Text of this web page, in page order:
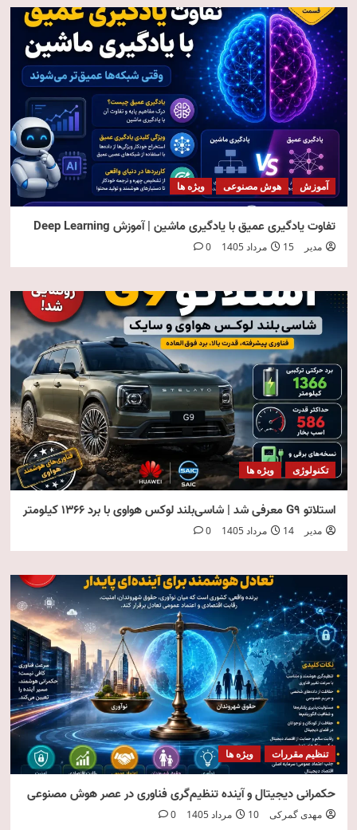
آموزش هوش مصنوعی ویژه ها
تفاوت یادگیری عمیق با یادگیری ماشین | آموزش Deep Learning
مدیر 15 مرداد 1405 0
تکنولوژی ویژه ها
استلاتو G9 معرفی شد | شاسی‌بلند لوکس هواوی با برد ۱۳۶۶ کیلومتر
مدیر 14 مرداد 1405 0
تنظیم مقررات ویژه ها
حکمرانی دیجیتال و آینده تنظیم‌گری فناوری در عصر هوش مصنوعی
مهدی گمرکی 10 مرداد 1405 0